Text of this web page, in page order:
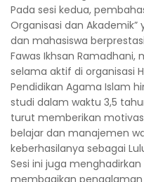
Pada sesi kedua,
Organisasi dan
dan mahasiswa
Fawas Ikhsan
selama aktif di organisasi
Pendidikan Agama Islam
studi dalam waktu 3,5
turut memberikan
belajar dan manajemen
keberhasilanya sebagai
Sesi ini juga menghadirkan
membagikan